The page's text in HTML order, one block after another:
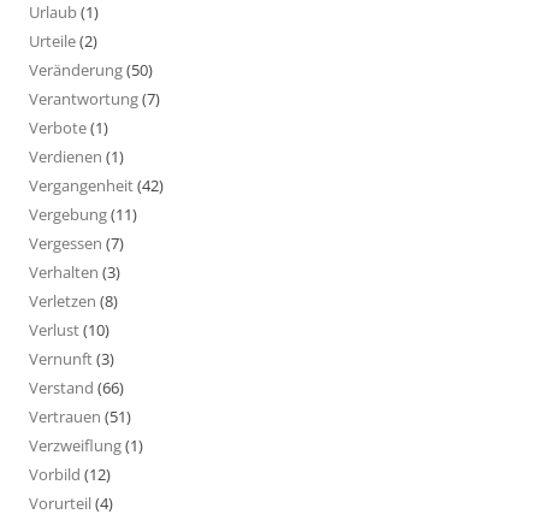
Urlaub(1)
Urteile(2)
Veränderung(50)
Verantwortung(7)
Verbote(1)
Verdienen (1)
Vergangenheit(42)
Vergebung(11)
Vergessen (7)
Verhalten (3)
Verletzen (8)
Verlust(10)
Vernunft(3)
Verstand (66)
Vertrauen (51)
Verzweiflung(1)
Vorbild (12)
Vorurteil(4)